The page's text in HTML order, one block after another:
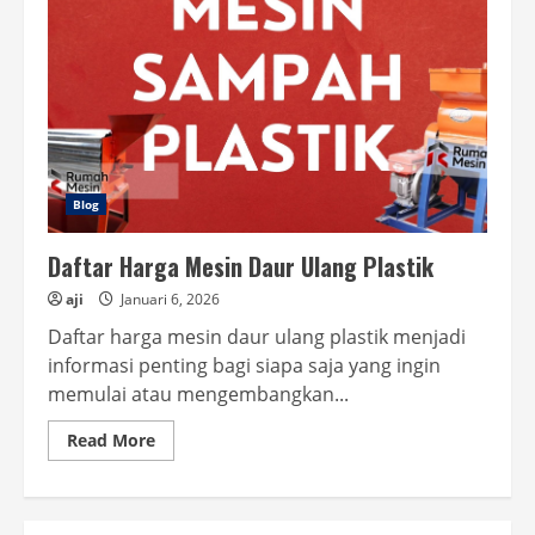
Blog
Daftar Harga Mesin Daur Ulang Plastik
aji Januari 6, 2026
Daftar harga mesin daur ulang plastik menjadi
informasi penting bagi siapa saja yang ingin
memulai atau mengembangkan...
Read MoreRead
more